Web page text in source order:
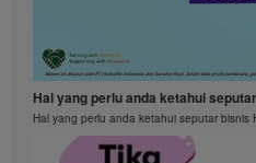
Hal yang perlu anda ketahui
Hal yang perlu anda ketahui seputar bisnis